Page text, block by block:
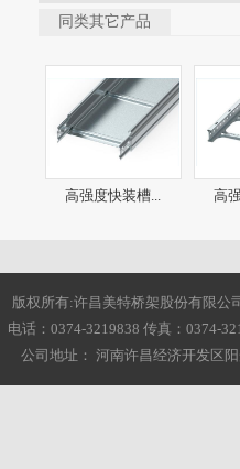
同类其它产品
高强度快装槽... 高
版权所有:许昌美特桥架股份有限公
电话：0374-3219838 传真：0374-
公司地址： 河南许昌经济开发区